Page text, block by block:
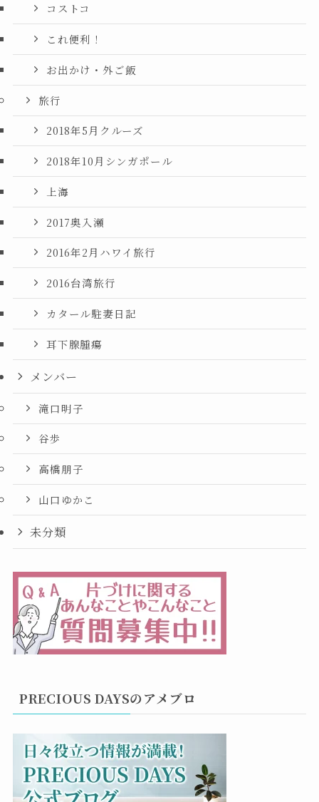
コストコ
これ便利！
お出かけ・外ご飯
旅行
2018年5月クルーズ
2018年10月シンガポール
上海
2017奥入瀬
2016年2月ハワイ旅行
2016台湾旅行
カタール駐妻日記
耳下腺腫瘍
メンバー
滝口明子
谷歩
高橋朋子
山口ゆかこ
未分類
PRECIOUS DAYSのアメブロ